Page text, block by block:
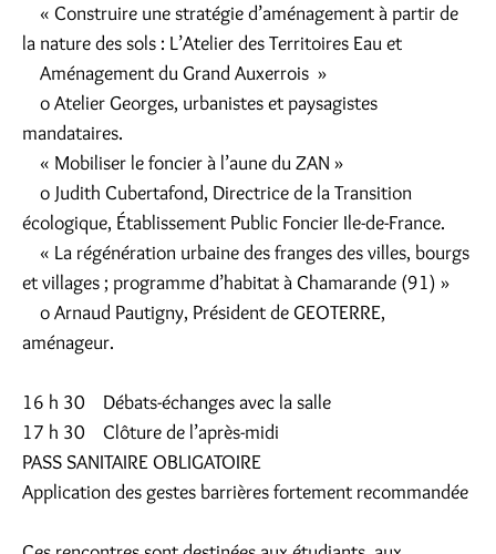
« Construire une stratégie d’aménagement à partir de
la nature des sols : L’Atelier des Territoires Eau et
Aménagement du Grand Auxerrois »
o Atelier Georges, urbanistes et paysagistes
mandataires.
« Mobiliser le foncier à l’aune du ZAN »
o Judith Cubertafond, Directrice de la Transition
écologique, Établissement Public Foncier Ile-de-France.
« La régénération urbaine des franges des villes, bourgs
et villages ; programme d’habitat à Chamarande (91) »
o Arnaud Pautigny, Président de GEOTERRE,
aménageur.
16 h 30 Débats-échanges avec la salle
17 h 30 Clôture de l’après-midi
PASS SANITAIRE OBLIGATOIRE
Application des gestes barrières fortement recommandée